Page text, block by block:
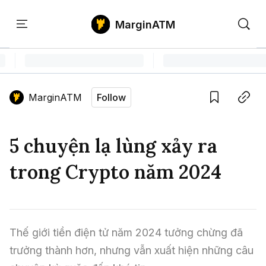
Home
Tin Tức Bitcoin
Tin Tức Altcoin
Tin Tức Thị Trường
ATM Analytics
Phân Tích Bitcoin
Phân Tích Ethereum
Phân Tích Thị Trường
Kiến Thức
Thuật Ngữ Cơ Bản
Kiến Thức Tổng Hợp
Chỉ Báo Kỹ Thuật
Săn Gem
MarginATM
MarginATM Follow
5 chuyện lạ lùng xảy ra
trong Crypto năm 2024
Thế giới tiền điện tử năm 2024 tưởng chừng đã
trưởng thành hơn, nhưng vẫn xuất hiện những câu